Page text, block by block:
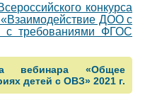
конкурса
ДОО с
с требованиями ФГОС
вебинара «Общее
детей с ОВЗ» 2021 г.